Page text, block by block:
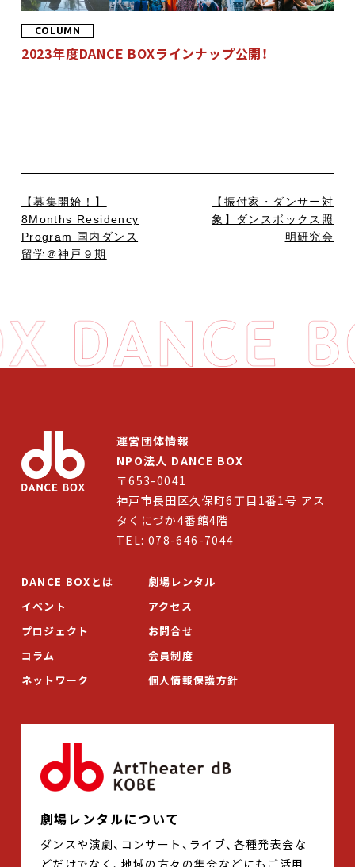
COLUMN
2023年度DANCE BOXラインナップ公開！
【募集開始！】
8Months Residency
Program 国内ダンス
留学＠神戸９期
【振付家・ダンサー対
象】ダンスボックス照
明研究会
運営団体情報
NPO法人 DANCE BOX
〒653-0041
神戸市長田区久保町6丁目1番1号 アス
タくにづか4番館4階
TEL: 078-646-7044
DANCE BOXとは
イベント
プロジェクト
コラム
ネットワーク
劇場レンタル
アクセス
お問合せ
会員制度
個人情報保護方針
劇場レンタルについて
ダンスや演劇、コンサート、ライブ、各種発表会な
どだけでなく、地域の方々の集会などにもご活用